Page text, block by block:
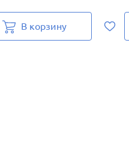
В корзину